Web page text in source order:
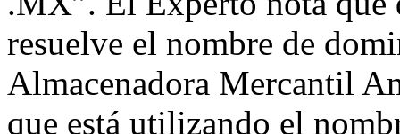
resuelve el nombre de
Almacenadora Mercantil
que está utilizando el